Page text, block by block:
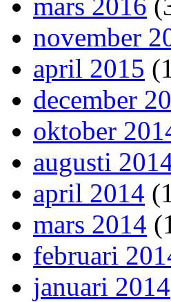
november
april 2015
december
oktober
augusti
april 2014
mars 2014
februari
januari 2014